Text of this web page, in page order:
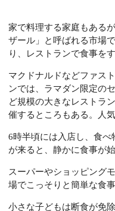
家で料理する家庭もある
ザール」と呼ばれる市場
り、レストランで食事を
マクドナルドなどファス
ンでは、ラマダン限定の
ど規模の大きなレストラ
催するところもある。人
6時半頃には入店し、食べ
が来ると、静かに食事が始
スーパーやショッピング
場でこっそりと簡単な食
小さな子どもは断食が免